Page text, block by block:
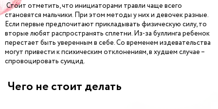
Стоит отметить, что инициаторами травли чаще всего
становятся мальчики. При этом методы у них и девочек разные.
Если первые предпочитают прикладывать физическую силу, то
вторые любят распространять сплетни. Из-за буллинга ребенок
перестает быть уверенным в себе. Со временем издевательства
могут привести к психическим отклонениям, в худшем случае –
спровоцировать суицид.
Чего не стоит делать